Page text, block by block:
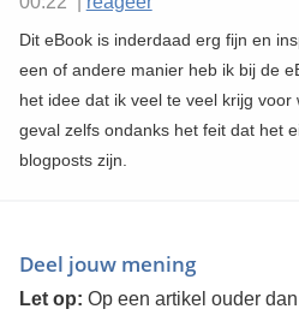
Dit eBook is inderdaad erg fijn en
een of andere manier heb ik bij de
het idee dat ik veel te veel krijg
geval zelfs ondanks het feit dat het
blogposts zijn.
Deel jouw mening
Let op: Op een artikel ouder